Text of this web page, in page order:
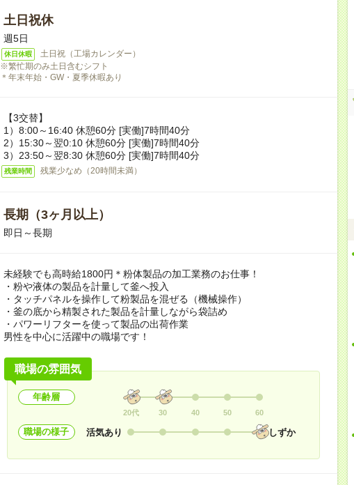
土日祝休
週5日
休日休暇
土日祝（工場カレンダー）
※繁忙期のみ土日含むシフト
＊年末年始・GW・夏季休暇あり
【3交替】
1）8:00～16:40 休憩60分 [実働]7時間40分
2）15:30～翌0:10 休憩60分 [実働]7時間40分
3）23:50～翌8:30 休憩60分 [実働]7時間40分
残業時間 残業少なめ（20時間未満）
長期（3ヶ月以上）
即日～長期
未経験でも高時給1800円＊粉体製品の加工業務のお仕事！
・粉や液体の製品を計量して釜へ投入
・タッチパネルを操作して粉製品を混ぜる（機械操作）
・釜の底から精製された製品を計量しながら袋詰め
・パワーリフターを使って製品の出荷作業
男性を中心に活躍中の職場です！
職場の雰囲気
年齢層
20代 30 40 50 60
職場の様子 活気あり しずか